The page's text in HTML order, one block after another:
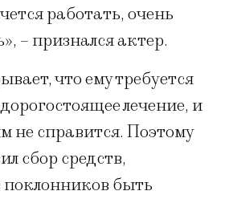
работать, очень
– признался актер.
что ему требуется
лечение, и
не справится. Поэтому
сбор средств,
быть